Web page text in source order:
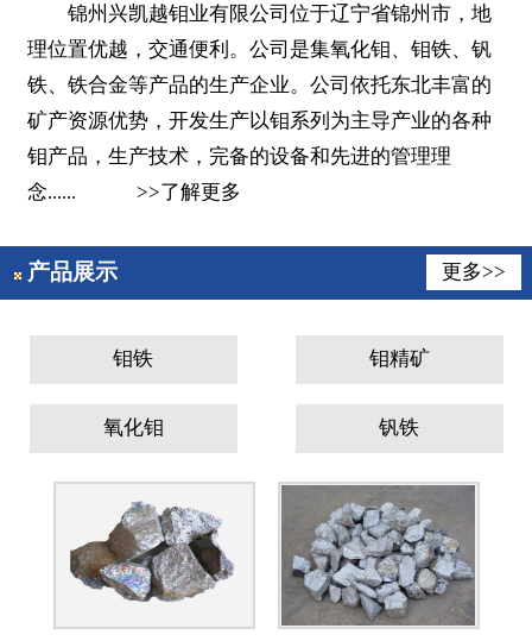
锦州兴凯越钼业有限公司位于辽宁省锦州市，地
理位置优越，交通便利。公司是集氧化钼、钼铁、钒
铁、铁合金等产品的生产企业。公司依托东北丰富的
矿产资源优势，开发生产以钼系列为主导产业的各种
钼产品，生产技术，完备的设备和先进的管理理
念...... >>了解更多
产品展示 更多>>
钼铁 钼精矿
氧化钼 钒铁